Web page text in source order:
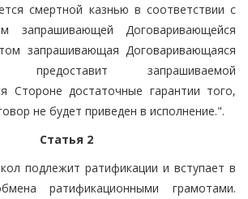
смертной казнью в соответствии с
запрашивающей Договаривающейся
запрашивающая Договаривающаяся
запрашиваемой
Стороне достаточные гарантии того,
не будет приведен в исполнение.".
Статья 2
подлежит ратификации и вступает в
ратификационными грамотами.